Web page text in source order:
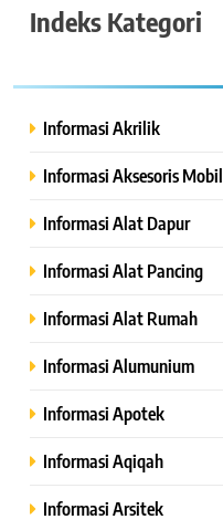
Indeks Kategori
Informasi Akrilik
Informasi Aksesoris Mobil
Informasi Alat Dapur
Informasi Alat Pancing
Informasi Alat Rumah
Informasi Alumunium
Informasi Apotek
Informasi Aqiqah
Informasi Arsitek